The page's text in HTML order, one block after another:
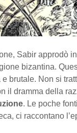
Sabir approdò
bizantina.
e brutale. Non si
il dramma della
. Le poche
ci raccontano